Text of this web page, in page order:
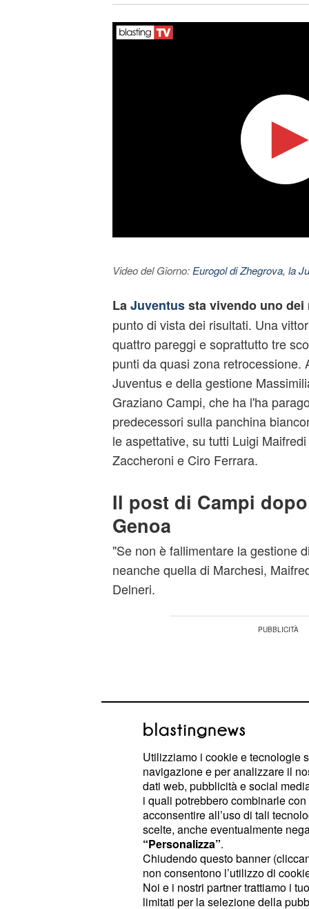
Video del Giorno: Eurogol di Zhegrova, la
La Juventussta vivendo uno
punto di vista dei risultati. Una
quattro pareggi e soprattutto tre
punti da quasi zona retrocessione.
Juventus e della gestione
Graziano Campi, che ha l'ha
predecessori sulla panchina
le aspettative, su tutti Luigi
Zaccheroni e Ciro Ferrara.
Il post di Campi
Genoa
"Se non è fallimentare la gestione
neanche quella di Marchesi,
Delneri.
Tre anni di nulla tecnico e tattico:
saccenza. E fan talebani".Questo
Graziano Campinel post
Utilizziamo i cookie e tecnologie
navigazione e per analizzare il
dati web, pubblicità e social
i quali potrebbero combinarle
acconsentire all’uso di tali
scelte, anche eventualmente
“Personalizza”.
Chiudendo questo banner
non consentono l’utilizzo di
Noi e i nostri partner trattiamo i
limitati per la selezione della